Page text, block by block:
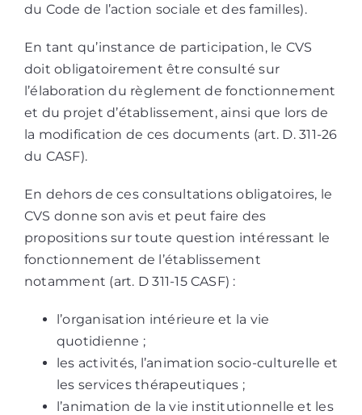
du Code de l’action sociale et des familles).
En tant qu’instance de participation, le CVS
doit obligatoirement être consulté sur
l’élaboration du règlement de fonctionnement
et du projet d’établissement, ainsi que lors de
la modification de ces documents (art. D. 311-26
du CASF).
En dehors de ces consultations obligatoires, le
CVS donne son avis et peut faire des
propositions sur toute question intéressant le
fonctionnement de l’établissement
notamment (art. D 311-15 CASF) :
l’organisation intérieure et la vie
quotidienne ;
les activités, l’animation socio-culturelle et
les services thérapeutiques ;
l’animation de la vie institutionnelle et les